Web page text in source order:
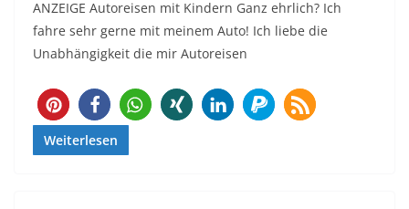
ANZEIGE Autoreisen mit Kindern Ganz ehrlich? Ich
fahre sehr gerne mit meinem Auto! Ich liebe die
Unabhängigkeit die mir Autoreisen
69
Weiterlesen